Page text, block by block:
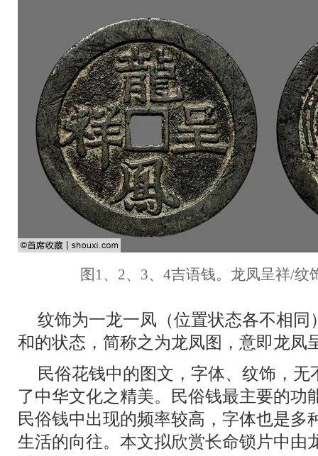
图1、2、3、4吉语钱。龙凤呈祥/纹
纹饰为一龙一凤（位置状态各不相
和的状态，简称之为龙凤图，意即龙凤
民俗花钱中的图文，字体、纹饰，
了中华文化之精美。民俗钱最主要的功
民俗钱中出现的频率较高，字体也是多
生活的向往。本文拟欣赏长命锁片中由